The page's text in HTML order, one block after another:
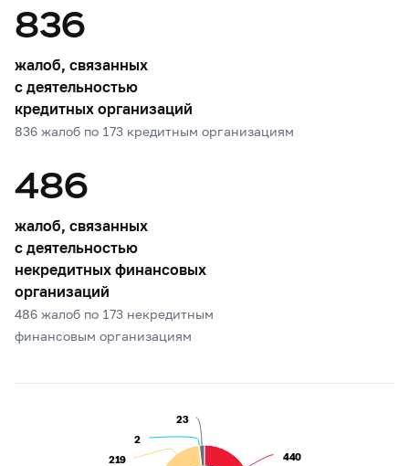
836
жалоб, связанных
с деятельностью
кредитных организаций
836 жалоб по 173 кредитным организациям
486
жалоб, связанных
с деятельностью
некредитных финансовых
организаций
486 жалоб по 173 некредитным
финансовым организациям
440
440
219
219
2
2
23
23